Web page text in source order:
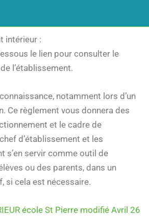
intérieur :
le lien pour consulter le
l’établissement.
notamment lors d’un
Ce règlement vous donnera des
et le cadre de
d’établissement et les
s’en servir comme outil de
ou des parents, dans un
si cela est nécessaire.
école St Pierre modifié Avril 26